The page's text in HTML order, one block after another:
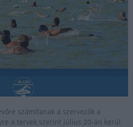
számítanak a szervezők a
a tervek szerint július 20-án kerül